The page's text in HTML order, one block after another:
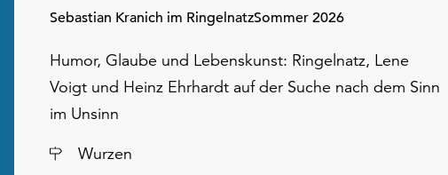
Sebastian Kranich im RingelnatzSommer 2026
Humor, Glaube und Lebenskunst: Ringelnatz, Lene
Voigt und Heinz Ehrhardt auf der Suche nach dem Sinn
im Unsinn
Ort
Wurzen